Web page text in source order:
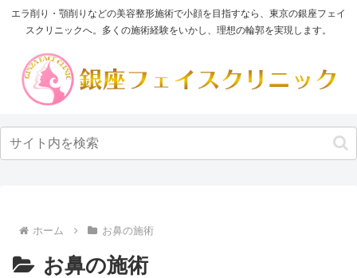
エラ削り・顎削りなどの美容整形施術で小顔を目指すなら、東京の銀座フェイ
スクリニックへ。多くの施術経験をいかし、理想の輪郭を実現します。
ホーム お鼻の施術
お鼻の施術